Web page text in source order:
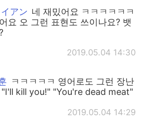
アン 네 재밌어요 ㅋㅋㅋㅋㅋㅋ
요 오 그런 표현도 쓰이나요? 뱃
2019.05.04 14:30
ㅋㅋㅋㅋㅋ 영어로도 그런 장난
"I'll kill you!" "You're dead meat"
2019.05.04 14:29